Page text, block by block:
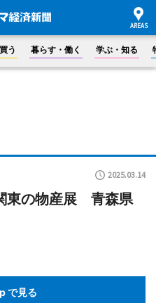
買う 暮らす・働く 学ぶ・知る
2025.03.14
東の物産展 青森県
で見る